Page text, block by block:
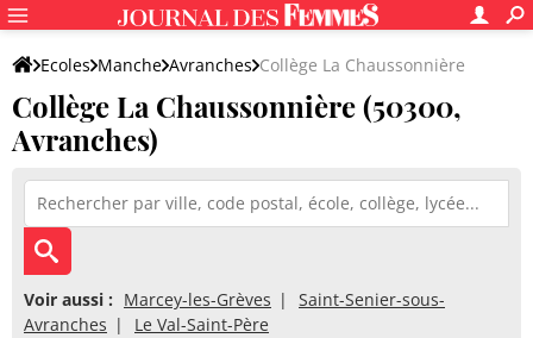
Ecoles Manche Avranches Collège La Chaussonnière
Collège La Chaussonnière (50300,
Avranches)
Voir aussi : Marcey-les-Grèves
Saint-Senier-sous-
Avranches
Le Val-Saint-Père